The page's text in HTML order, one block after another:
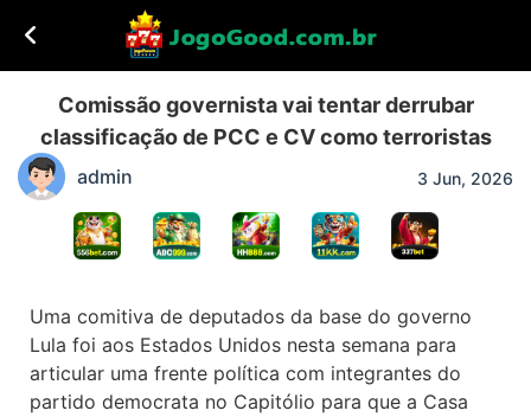
Comissão governista vai tentar derrubar
classificação de PCC e CV como terroristas
admin 3 Jun, 2026
Uma comitiva de deputados da base do governo
Lula foi aos Estados Unidos nesta semana para
articular uma frente política com integrantes do
partido democrata no Capitólio para que a Casa